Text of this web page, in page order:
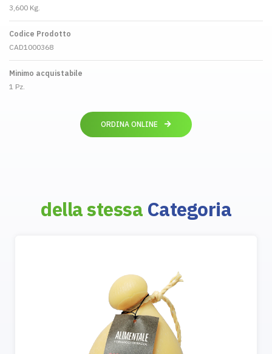
3,600 Kg.
Codice Prodotto
CAD1000368
Minimo acquistabile
1 Pz.
ORDINA ONLINE
della stessa Categoria